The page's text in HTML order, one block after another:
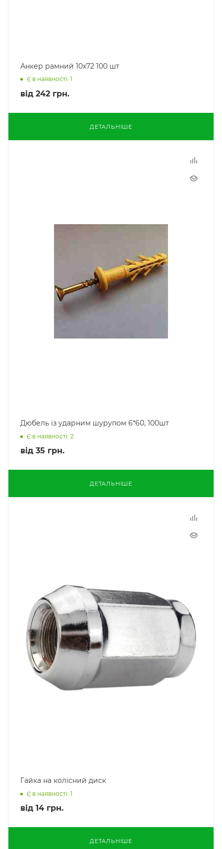
Анкер рамний 10х72 100 шт
Є в наявності: 1
від 242 грн.
ДЕТАЛЬНІШЕ
Дюбель із ударним шурупом 6*60, 100шт
Є в наявності: 2
від 35 грн.
ДЕТАЛЬНІШЕ
Гайка на колісний диск
Є в наявності: 1
від 14 грн.
ДЕТАЛЬНІШЕ